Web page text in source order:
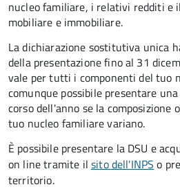
nucleo familiare, i relativi redditi e
mobiliare e immobiliare.
La dichiarazione sostitutiva unica
della presentazione fino al 31
vale per tutti i componenti del tuo
comunque possibile presentare
corso dell'anno se la composizione
tuo nucleo familiare variano.
È possibile presentare la DSU e
on line tramite ilsito dell'INPS o
territorio.